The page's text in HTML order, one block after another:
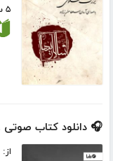
۵ ساعت و ۵۸ دقیقه
🎧 دانلود کتاب
از: